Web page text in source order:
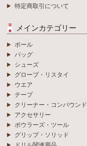
特定商取引について
メインカテゴリー
ボール
バッグ
シューズ
グローブ・リスタイ
ウエア
テープ
クリーナー・コンパウンド
アクセサリー
ボウラーズ・ツール
グリップ・ソリッド